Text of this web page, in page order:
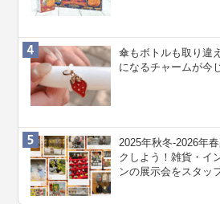
傘もボトルも取り違
になるチャームが今
2025年秋冬-2026年
クしよう！雑貨・イ
ンの展示会をスタッ